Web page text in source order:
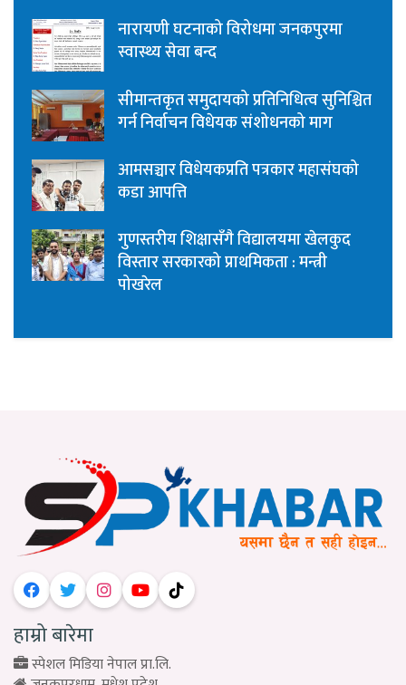
नारायणी घटनाको विरोधमा जनकपुरमा
स्वास्थ्य सेवा बन्द
सीमान्तकृत समुदायको प्रतिनिधित्व सुनिश्चित
गर्न निर्वाचन विधेयक संशोधनको माग
आमसञ्चार विधेयकप्रति पत्रकार महासंघको
कडा आपत्ति
गुणस्तरीय शिक्षासँगै विद्यालयमा खेलकुद
विस्तार सरकारको प्राथमिकता : मन्त्री
पोखरेल
हाम्रो बारेमा
स्पेशल मिडिया नेपाल प्रा.लि.